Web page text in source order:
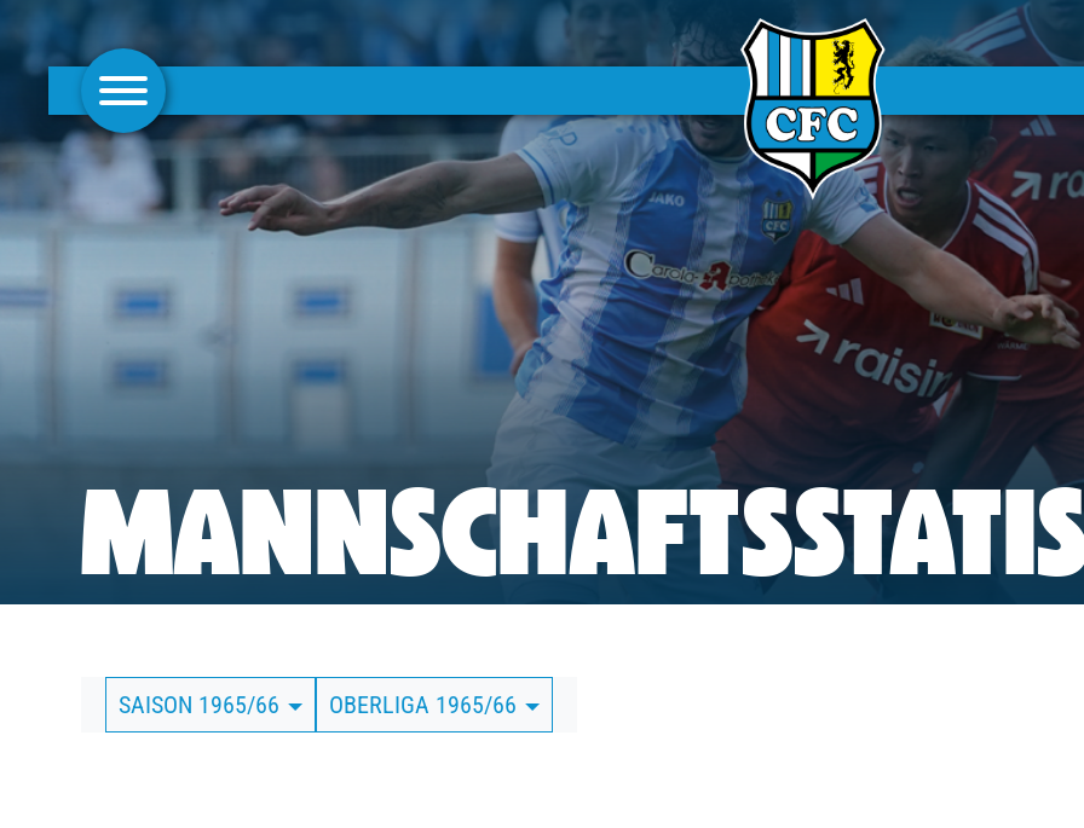
AKTUELLES
FRAUEN
CLUBMITGLIEDSCHAFT
BUSINESS
SÜDKURVE
TICKETING
SAISON 1965/66 OBERLIGA 1965/66